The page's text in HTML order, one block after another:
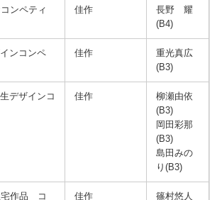
ンペティ
佳作
長野 耀
(B4)
ンコンペ 佳作
重光真広
(B3)
デザインコ
佳作
柳瀬由依
(B3)
岡田彩那
(B3)
島田みの
り(B3)
宅作品 コ
佳作
篠村悠人